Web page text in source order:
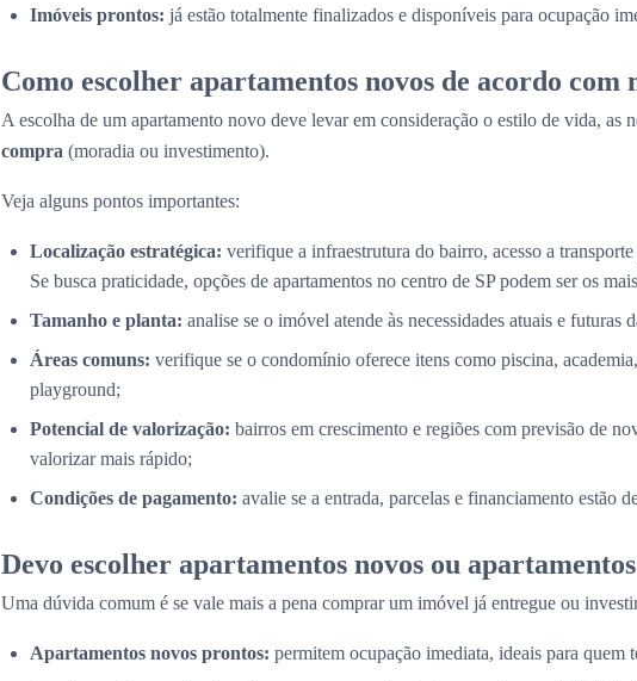
Imóveis prontos: já estão totalmente finalizados e disponíveis para ocupação
Como escolher apartamentos novos de acordo com
A escolha de um apartamento novo deve levar em consideração o estilo de vida, as
compra (moradia ou investimento).
Veja alguns pontos importantes:
Localização estratégica: verifique a infraestrutura do bairro, acesso a
Se busca praticidade, opções de apartamentos no centro de SP podem ser os
Tamanho e planta: analise se o imóvel atende às necessidades atuais e futuras
Áreas comuns: verifique se o condomínio oferece itens como piscina,
playground;
Potencial de valorização: bairros em crescimento e regiões com previsão de
valorizar mais rápido;
Condições de pagamento: avalie se a entrada, parcelas e financiamento estão
Devo escolher apartamentos novos ou
Uma dúvida comum é se vale mais a pena comprar um imóvel já entregue ou
Apartamentos novos prontos: permitem ocupação imediata, ideais para quem